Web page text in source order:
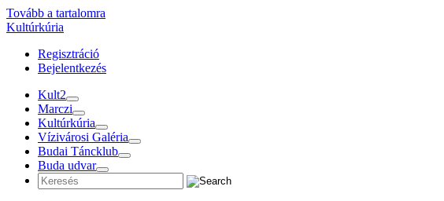
Tovább a tartalomra
Kultúrkúria
Regisztráció
Bejelentkezés
Kult2
Marczi
Kultúrkúria
Vízivárosi Galéria
Budai Táncklub
Buda udvar